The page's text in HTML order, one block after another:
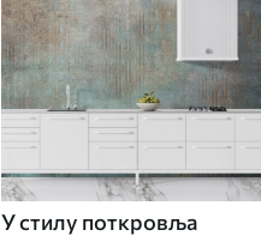
У стилу поткровља